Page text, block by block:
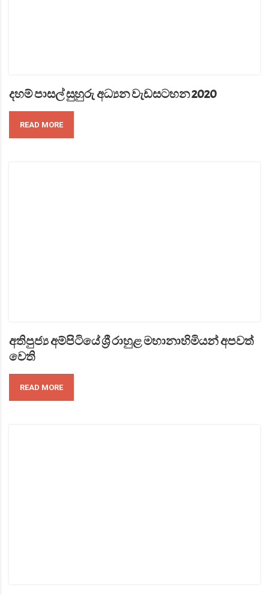
දහම් පාසල් සුහුරු අධ්‍යන වැඩසටහන 2020
READ MORE
අතිපුජ්‍ය අම්පිටියේ ශ්‍රී රාහුළ මහානාහිමියන් අපවත්
වෙති
READ MORE